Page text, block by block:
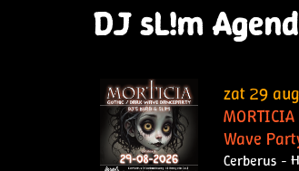
DJ sL!m
zat 29
Wave
Cerberus -